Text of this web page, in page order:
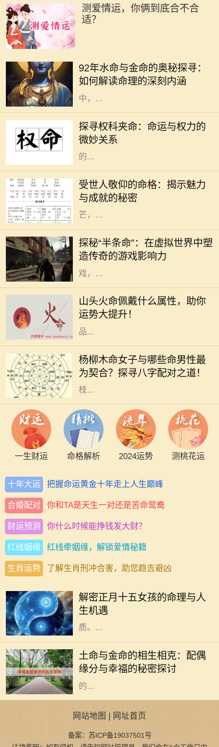
测爱情运，你俩到底合不合
适？
92年水命与金命的奥秘探寻：
如何解读命理的深刻内涵
出生的年份、月份、日子和时辰来确
定，其中水命与金命便是两种常见的
命理类型。尤其在1992年出生的人
中，...
探寻权科夹命：命运与权力的
微妙关系
在这个瞬息万变的社会中，“权”与
“命”常常交织在一起，成为人们生活
中不可分割的两部分。权科夹命是一
个不常被提及的概念，但其所蕴含
的...
受世人敬仰的命格：揭示魅力
与成就的秘密
在这个复杂多变的世界中，总有一些
人因为其独特的人格魅力和卓越的成
就而受到世人的敬仰。他们的命格似
乎与生俱来就散发着一种独特的光
芒，...
探秘“半条命”：在虚拟世界中塑
造传奇的游戏影响力
在电子游戏历史上，少数几款作品能
够在玩家心中留下如此深刻的印记，
而《半条命》便是其中之一。这款由
Valve公司开发的第一人称射击游
戏，...
山头火命佩戴什么属性，助你
运势大提升！
在命理学中，"山头火命"是指八字命
盘中五行属火的一种特定类型，具有
独特的特征和运势表现。对于山头火
命的人来说，如何选择适合的佩戴物
品...
杨柳木命女子与哪些命男性最
为契合？探寻八字配对之道！
在中国传统文化中，八字命理一直占
据着重要地位。尤其是对于男女配对
的研究，更是深入人心。杨柳木命的
女性独特而柔和，她们如同春天的柳
枝...
一生财运 命格解析 2024运势 测桃花运
十年大运 把握命运黄金十年走上人生巅峰
合婚配对 你和TA是天生一对还是苦命鸳鸯
财运预测 你什么时候能挣钱发大财？
红线姻缘 红线牵姻缘，解锁爱情秘籍
生肖运势 了解生肖刑冲合害，助您趋吉避凶
解密正月十五女孩的命理与人
生机遇
正月十五，元宵节，是中国农历新年
的时刻。在这个特别的日子出生的女
孩，被赋予了独特的命理与人生特
质。...
土命与金命的相生相克：配偶
缘分与幸福的秘密探讨
在中国传统命理学中，五行学说是理
解人与人之间关系的重要工具。土命
与金命的结合，不仅仅是一种命理组
合，更是深藏着生活哲学和感情智慧
的...
网站地图 | 网址首页
备案：苏ICP备19037501号